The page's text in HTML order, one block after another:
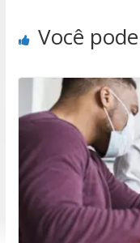
Você